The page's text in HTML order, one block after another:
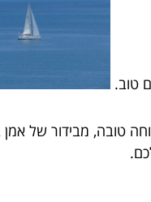
טוב.
טובה, מבידור של